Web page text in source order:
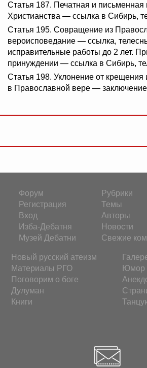
Статья 187. Печатная и письменная
Христианства — ссылка в Сибирь,
Статья 195. Совращение из
вероисповедание — ссылка,
исправительные работы до 2 лет.
принуждении — ссылка в Сибирь,
Статья 198. Уклонение от крещения
в Православной вере — заключение
Форум
Регистрация
Вход
Изба-Дебатня
Музей Дебатни
Рубрики
Темы
Авторы
Новости
Свежие
Новый русский атеизм
Материалы РГО
Поговорим о боге
Дулуман
Книги
Юмор